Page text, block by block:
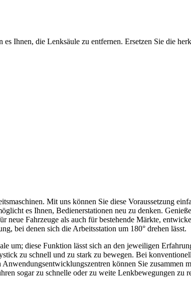
Ihnen, die Lenksäule zu entfernen. Ersetzen Sie die
Mit uns können Sie diese Voraussetzung
es Ihnen, Bedienerstationen neu zu denken.
Fahrzeuge als auch für bestehende Märkte,
bei denen sich die Arbeitsstation um 180° drehen lässt.
diese Funktion lässt sich an den jeweiligen
zu schnell und zu stark zu bewegen. Bei
können Sie zusammen
sogar zu schnelle oder zu weite Lenkbewegungen zu